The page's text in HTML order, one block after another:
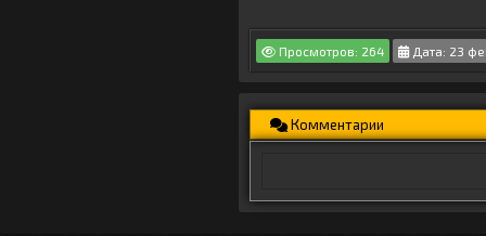
Просмотров: 264 Дата: 23
Комментарии